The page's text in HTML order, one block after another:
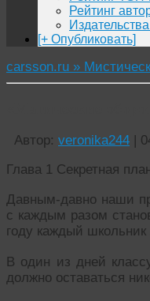
Рейтинг
[+ Опубликовать]
carsson.ru »
Автор: veronika244 |
Глава 1 Секретная
Давным-давно наши
с каждым разом
году каждый школьник
В один из дней
должно оставаться